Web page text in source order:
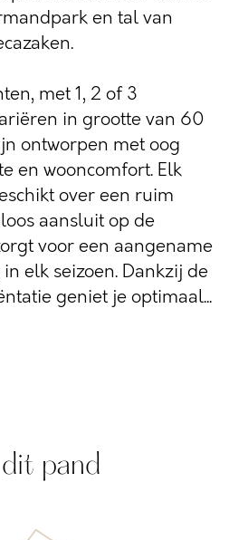
en tal van
met 1, 2 of 3
in grootte van 60
ontworpen met oog
en wooncomfort. Elk
over een ruim
aansluit op de
voor een aangename
elk seizoen. Dankzij de
geniet je optimaal...
pand